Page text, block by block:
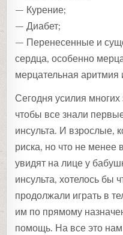
— Курение;
— Диабет;
— Перенесенные и
сердца, особенно
мерцательная аритмия
Сегодня усилия
чтобы все знали
инсульта. И взрослые,
риска, но что не менее
увидят на лице у
инсульта, хотелось бы
продолжали играть в
им по прямому
помощь. На все это